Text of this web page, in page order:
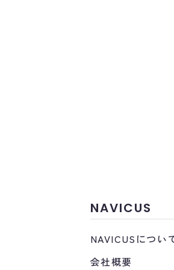
・
お
〒
株式
NAVICUS
NAVICUSについ
会社概要